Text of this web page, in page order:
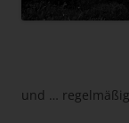
und …